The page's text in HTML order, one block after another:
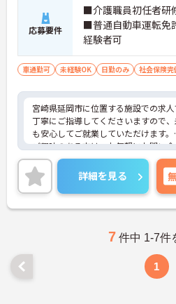
応募要件
■介護職員初任者研
■普通自動車運転免
経験者可
車通勤可 未経験OK 日勤のみ 社会保険完
宮崎県延岡市に位置する施設での求人
丁寧にご指導してくださいますので
も安心してご就業していただけます。
ご興味のある方は、お気軽にお問い
い。
詳細を見る
7 件中 1-7件
1